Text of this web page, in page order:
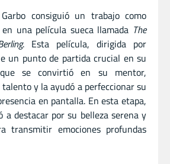
consiguió un trabajo como
una película sueca llamada The
. Esta película, dirigida por
un punto de partida crucial en su
se convirtió en su mentor,
y la ayudó a perfeccionar su
en pantalla. En esta etapa,
a destacar por su belleza serena y
transmitir emociones profundas